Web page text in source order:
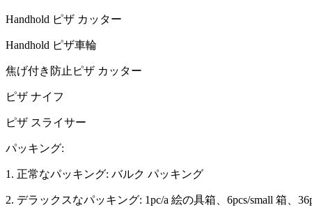
Handhold ピザ カッター
Handhold ピザ車輪
焦げ付き防止ピザ カッター
ピザ ナイフ
ピザ スライサー
パッキング:
1. 正常なパッキング: バルク パッキング
2. デラックスなパッキング: 1pc/a 絵の具箱、6pcs/small 箱、